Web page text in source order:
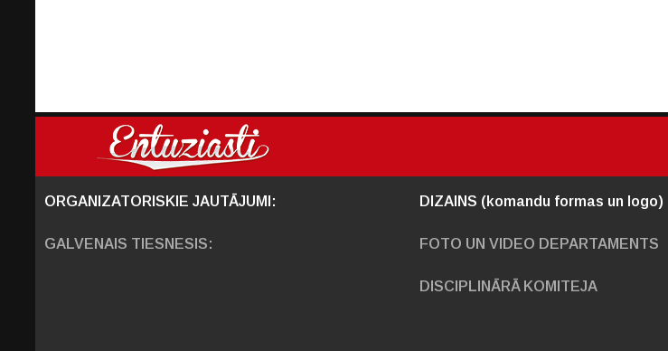
ORGANIZATORISKIE JAUTĀJUMI:
GALVENAIS TIESNESIS:
DIZAINS (komandu formas un logo)
FOTO UN VIDEO DEPARTAMENTS
DISCIPLINĀRĀ KOMITEJA